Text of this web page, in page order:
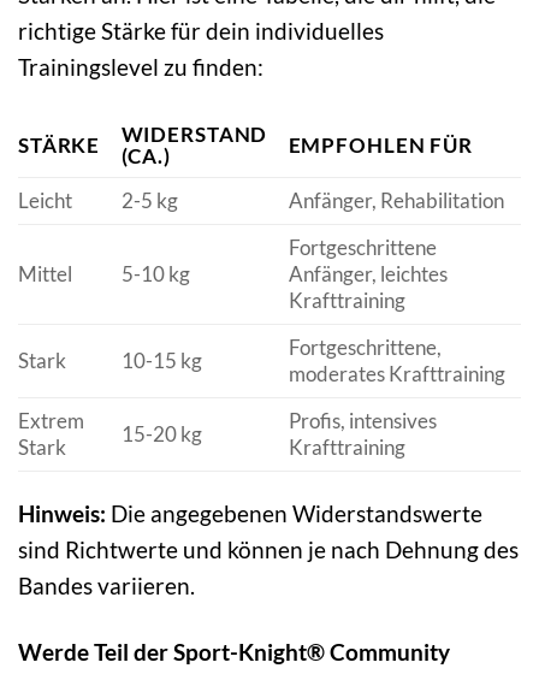
richtige Stärke für dein individuelles
Trainingslevel zu finden:
STÄRKE
WIDERSTAND
(CA.)
EMPFOHLEN FÜR
Leicht 2-5 kg Anfänger, Rehabilitation
Mittel 5-10 kg
Fortgeschrittene
Anfänger, leichtes
Krafttraining
Stark 10-15 kg
Fortgeschrittene,
moderates Krafttraining
Extrem
Stark
15-20 kg
Profis, intensives
Krafttraining
Hinweis: Die angegebenen Widerstandswerte
sind Richtwerte und können je nach Dehnung des
Bandes variieren.
Werde Teil der Sport-Knight® Community